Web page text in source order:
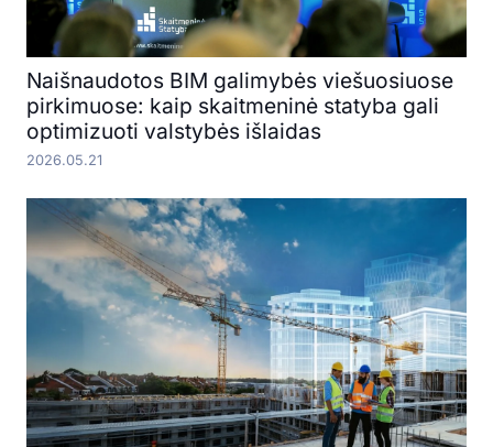
Naišnaudotos BIM galimybės viešuosiuose
pirkimuose: kaip skaitmeninė statyba gali
optimizuoti valstybės išlaidas
2026.05.21